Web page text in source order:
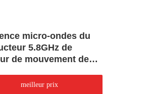
micro-ondes du
5.8GHz de
de mouvement de
meilleur prix